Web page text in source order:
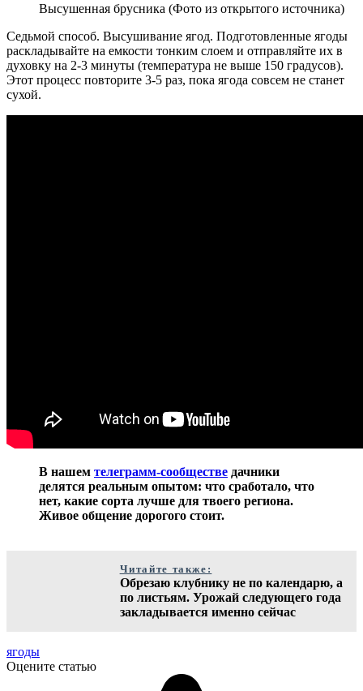
Высушенная брусника (Фото из открытого источника)
Седьмой способ. Высушивание ягод. Подготовленные ягоды
раскладывайте на емкости тонким слоем и отправляйте их в
духовку на 2-3 минуты (температура не выше 150 градусов).
Этот процесс повторите 3-5 раз, пока ягода совсем не станет
сухой.
В нашем телеграмм-сообществе дачники
делятся реальным опытом: что сработало, что
нет, какие сорта лучше для твоего региона.
Живое общение дорогого стоит.
Читайте также:
Обрезаю клубнику не по календарю, а
по листьям. Урожай следующего года
закладывается именно сейчас
ягоды
Оцените статью